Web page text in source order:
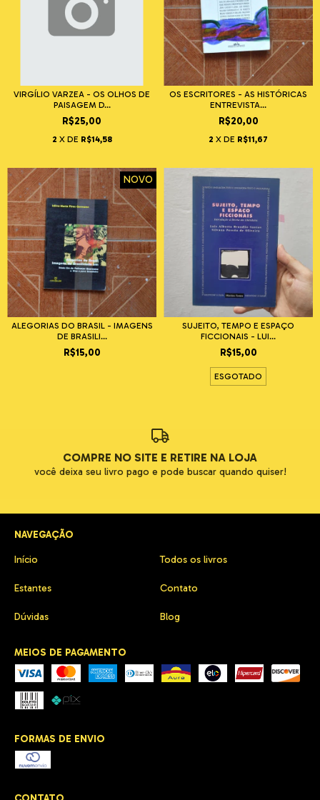
VIRGÍLIO VARZEA - OS OLHOS DE
PAISAGEM D...
R$25,00
2 X DE R$14,58
OS ESCRITORES - AS HISTÓRICAS
ENTREVISTA...
R$20,00
2 X DE R$11,67
NOVO
ALEGORIAS DO BRASIL - IMAGENS
DE BRASILI...
R$15,00
SUJEITO, TEMPO E ESPAÇO
FICCIONAIS - LUI...
R$15,00
ESGOTADO
COMPRE NO SITE E RETIRE NA LOJA
você deixa seu livro pago e pode buscar quando quiser!
NAVEGAÇÃO
Início Todos os livros
Estantes Contato
Dúvidas Blog
MEIOS DE PAGAMENTO
FORMAS DE ENVIO